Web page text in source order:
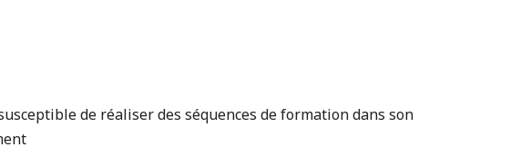
de réaliser des séquences de formation dans son